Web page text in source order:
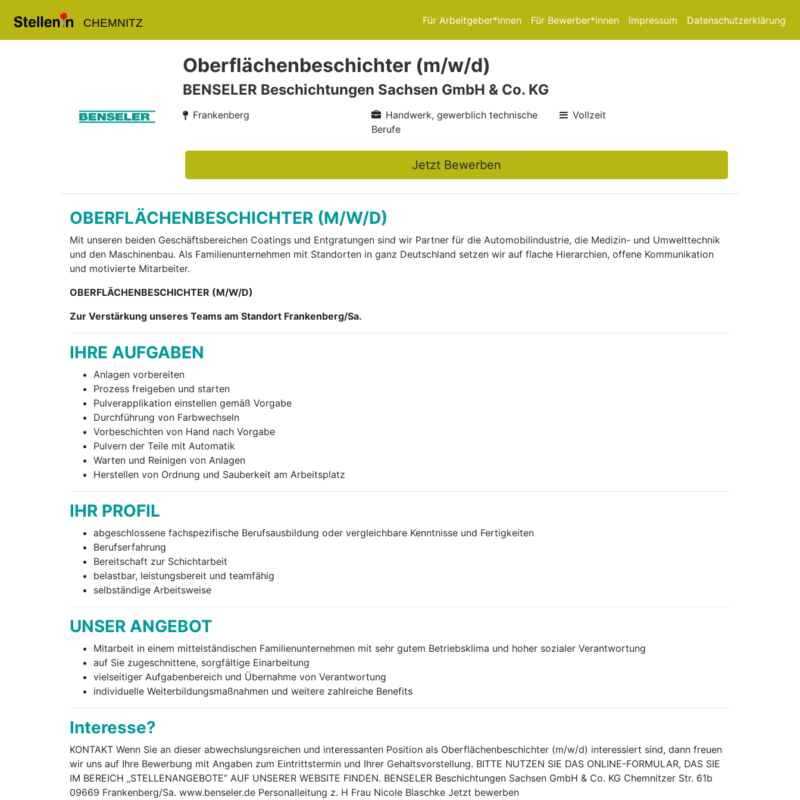
CHEMNITZ Für Arbeitgeber*innen Für Bewerber*innen Impressum Datenschutzerklärung
Oberflächenbeschichter (m/w/d)
BENSELER Beschichtungen Sachsen GmbH & Co. KG
Frankenberg
Handwerk, gewerblich technische
Berufe
Vollzeit
Jetzt Bewerben
OBERFLÄCHENBESCHICHTER (M/W/D)
Mit unseren beiden Geschäftsbereichen Coa­tings und Entgratungen sind wir Partner für die Automobilindustrie, die Medizin- und Umwelt­technik
und den Maschinenbau. Als Familienun­ternehmen mit Standorten in ganz Deutschland setzen wir auf flache Hierarchien, offene Kom­munikation
und motivierte Mitarbeiter.
OBERFLÄCHENBESCHICHTER (M/W/D)
Zur Verstärkung unseres Teams am Standort Frankenberg/Sa.
IHRE AUFGABEN
Anlagen vorbereiten
Prozess freigeben und starten
Pulverapplikation einstellen gemäß Vorgabe
Durchführung von Farbwechseln
Vorbeschichten von Hand nach Vorgabe
Pulvern der Teile mit Automatik
Warten und Reinigen von Anlagen
Herstellen von Ordnung und Sauberkeit am Arbeitsplatz
IHR PROFIL
abgeschlossene fachspezifische Berufsausbildung oder vergleichbare Kenntnisse und Fertigkeiten
Berufserfahrung
Bereitschaft zur Schichtarbeit
belastbar, leistungsbereit und teamfähig
selbständige Arbeitsweise
UNSER ANGEBOT
Mitarbeit in einem mittelständischen Familienunternehmen mit sehr gutem Betriebsklima und hoher sozialer Verantwortung
auf Sie zugeschnittene, sorgfältige Einarbeitung
vielseitiger Aufgabenbereich und Übernahme von Verantwortung
individuelle Weiterbildungsmaßnahmen und weitere zahlreiche Benefits
Interesse?
KONTAKT Wenn Sie an dieser abwechslungsreichen und interessanten Position als Oberflächenbeschichter (m/w/d) interessiert sind, dann freuen
wir uns auf Ihre Bewerbung mit Angaben zum Eintrittstermin und Ihrer Gehaltsvorstellung. BITTE NUTZEN SIE DAS ONLINE-FORMULAR, DAS SIE
IM BEREICH „STELLENANGEBOTE“ AUF UNSERER WEBSITE FINDEN. BENSELER Beschichtungen Sachsen GmbH & Co. KG Chemnitzer Str. 61b
09669 Frankenberg/Sa. www.benseler.de Personalleitung z. H Frau Nicole Blaschke Jetzt bewerben